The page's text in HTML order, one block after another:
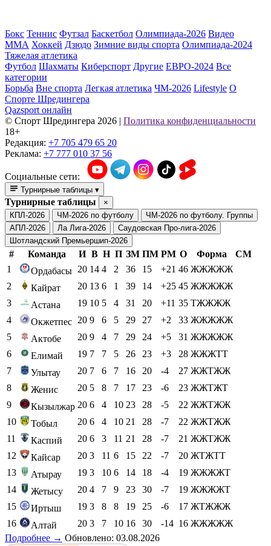
Бокс Теннис Футзал Баскетбол Олимпиада-2026 Видео
ММА Хоккей Дзюдо Зимние виды спорта Олимпиада-2024
Тяжелая атлетика
Футбол Шахматы Киберспорт Другие ЕВРО-2024 Все
категории
Борьба Вне спорта Легкая атлетика ЧМ-2026 Lifestyle О
Спорте Шредингера
Qazsport онлайн
© Cпорт Шредингера 2026 | Политика конфиденциальности
18+
Редакция: +7 705 479 65 20
Реклама: +7 777 010 37 56
Социальные сети:
Турнирные таблицы ▾
Турнирные таблицы
×
КПЛ-2026
ЧМ-2026 по футболу
ЧМ-2026 по футболу. Группы
АПЛ-2026
Ла Лига-2026
Саудовская Про-лига-2026
Шотландский Премьершип-2026
# Команда И В Н П ЗМ ПМ РМ О Форма
СМ
1
Ордабасы 20 14 4 2 36 15 +21 46 ЖЖЖЖЖ
2
Кайрат 20 13 6 1 39 14 +25 45 ЖЖЖЖЖ
3
Астана 19 10 5 4 31 20 +11 35 ТЖЖЖЖ
4
Окжетпес 20 9 6 5 29 27 +2 33 ЖЖЖЖЖ
5
Актобе 20 9 4 7 29 24 +5 31 ЖЖЖЖЖ
6
Елимай 19 7 7 5 26 23 +3 28 ЖЖЖТТ
7
Улытау 20 7 6 7 16 20 -4 27 ЖЖТЖЖ
8
Женис 20 5 8 7 17 23 -6 23 ЖЖТЖТ
9
Кызылжар 20 6 4 10 23 28 -5 22 ЖЖТЖЖ
10
Тобыл 20 6 4 10 21 28 -7 22 ЖЖТЖЖ
11
Каспий 20 6 3 11 21 28 -7 21 ЖЖТЖЖ
12
Кайсар 20 3 11 6 15 22 -7 20 ЖТЖТТ
13
Атырау 19 3 10 6 14 18 -4 19 ЖЖЖЖТ
14
Жетысу 20 4 7 9 23 30 -7 19 ЖЖЖЖТ
15
Иртыш 19 3 8 8 19 25 -6 17 ЖТЖЖЖ
16
Алтай 20 3 7 10 16 30 -14 16 ЖЖЖЖЖ
Подробнее → Обновлено: 03.08.2026